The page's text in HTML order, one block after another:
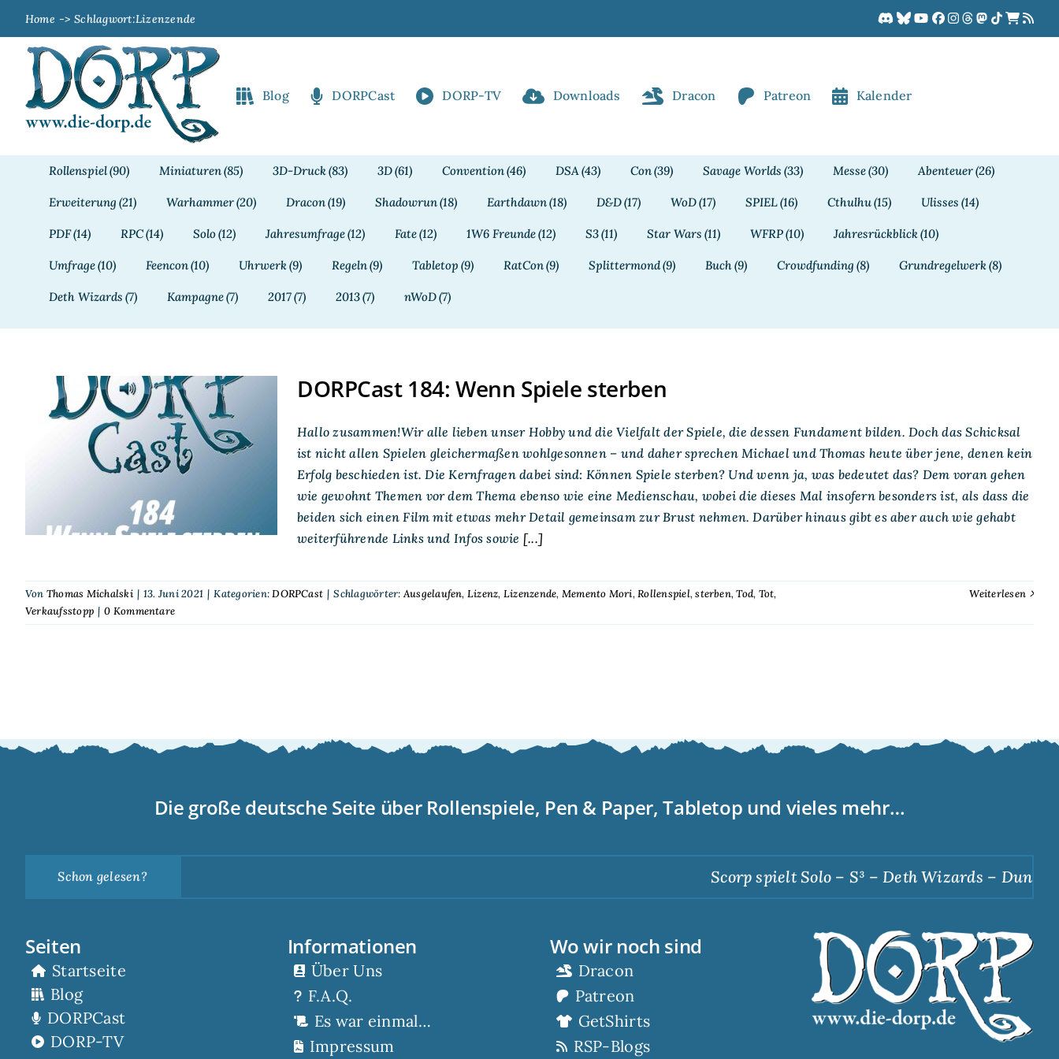
springen
Home Schlagwort:Lizenzende
Blog DORPCast DORP-TV Downloads Dracon Patreon Kalender
Rollenspiel(90) Miniaturen(85) 3D-Druck(83) 3D(61) Convention(46) DSA(43) Con(39) Savage Worlds (33) Messe(30) Abenteuer(26)
Erweiterung (21) Warhammer(20) Dracon(19) Shadowrun(18) Earthdawn(18) D&D(17) WoD(17) SPIEL(16) Cthulhu(15) Ulisses (14)
PDF(14) RPC(14) Solo(12) Jahresumfrage(12) Fate(12) 1W6 Freunde(12) S3(11) Star Wars (11) WFRP(10) Jahresrückblick(10)
Umfrage(10) Feencon(10) Uhrwerk(9) Regeln(9) Tabletop (9) RatCon(9) Splittermond(9) Buch(9) Crowdfunding (8) Grundregelwerk(8)
Deth Wizards (7) Kampagne(7) 2017(7) 2013(7) nWoD(7)
DORPCast 184: Wenn
Spiele sterben
DORPCast 184: Wenn Spiele sterben
Hallo zusammen!Wir alle lieben unser Hobby und die Vielfalt der Spiele, die dessen Fundament bilden. Doch das Schicksal
ist nicht allen Spielen gleichermaßen wohlgesonnen – und daher sprechen Michael und Thomas heute über jene, denen kein
Erfolg beschieden ist. Die Kernfragen dabei sind: Können Spiele sterben? Und wenn ja, was bedeutet das? Dem voran gehen
wie gewohnt Themen vor dem Thema ebenso wie eine Medienschau, wobei die dieses Mal insofern besonders ist, als dass die
beiden sich einen Film mit etwas mehr Detail gemeinsam zur Brust nehmen. Darüber hinaus gibt es aber auch wie gehabt
weiterführende Links und Infos sowie [...]
Von Thomas Michalski | 13. Juni 2021 | Kategorien:DORPCast | Schlagwörter:Ausgelaufen, Lizenz, Lizenzende, Memento Mori,Rollenspiel,sterben,Tod, Tot,
Verkaufsstopp | 0 Kommentare
Weiterlesen
Die große deutsche Seite über Rollenspiele, Pen & Paper, Tabletop und vieles mehr…
Schon gelesen? Scorp spielt Solo – S³ – Deth Wizards – Dunkle
Seiten
Startseite
Blog
DORPCast
DORP-TV
Informationen
Über Uns
F.A.Q.
Es war einmal…
Impressum
Wo wir noch sind
Dracon
Patreon
GetShirts
RSP-Blogs